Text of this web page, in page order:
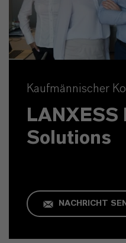
Kaufmännischer
Solutions
NACHRICHT